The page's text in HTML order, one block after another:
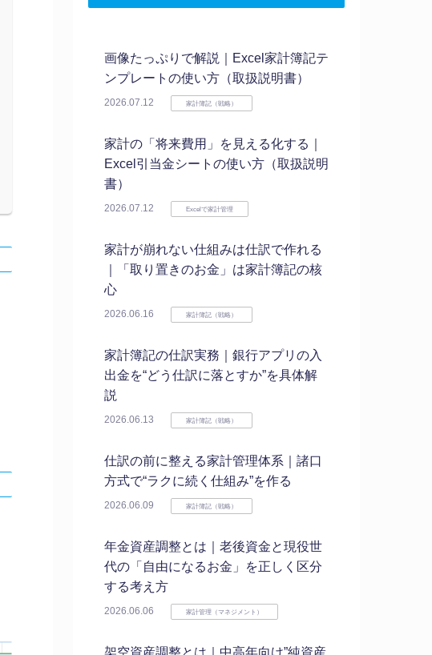
画像たっぷりで解説｜Excel家計簿記テ
ンプレートの使い方（取扱説明書）
2026.07.12 家計簿記（戦略）
家計の「将来費用」を見える化する｜
Excel引当金シートの使い方（取扱説明
書）
2026.07.12 Excelで家計管理
家計が崩れない仕組みは仕訳で作れる
｜「取り置きのお金」は家計簿記の核
心
2026.06.16 家計簿記（戦略）
家計簿記の仕訳実務｜銀行アプリの入
出金を“どう仕訳に落とすか”を具体解
説
2026.06.13 家計簿記（戦略）
仕訳の前に整える家計管理体系｜諸口
方式で“ラクに続く仕組み”を作る
2026.06.09 家計簿記（戦略）
年金資産調整とは｜老後資金と現役世
代の「自由になるお金」を正しく区分
する考え方
2026.06.06 家計管理（マネジメント）
架空資産調整とは｜中高年向け”純資産